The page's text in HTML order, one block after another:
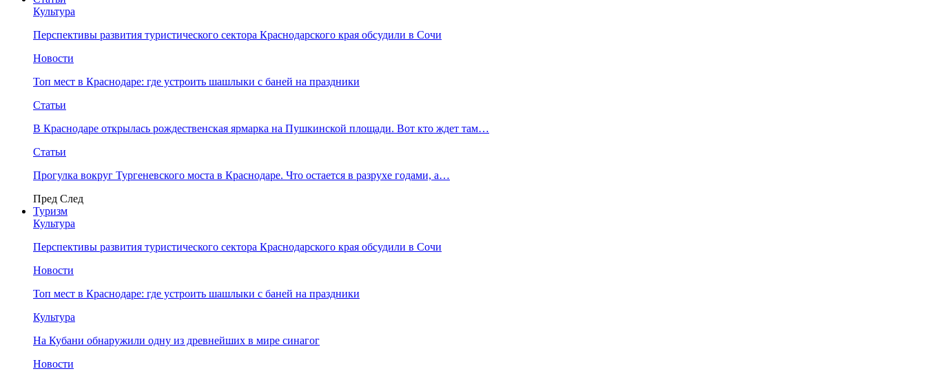
Культура
Перспективы развития туристического сектора Краснодарского края обсудили в Сочи
Новости
Топ мест в Краснодаре: где устроить шашлыки с баней на праздники
Статьи
В Краснодаре открылась рождественская ярмарка на Пушкинской площади. Вот кто ждет там…
Статьи
Прогулка вокруг Тургеневского моста в Краснодаре. Что остается в разрухе годами, а…
Пред След
Туризм
Культура
Перспективы развития туристического сектора Краснодарского края обсудили в Сочи
Новости
Топ мест в Краснодаре: где устроить шашлыки с баней на праздники
Культура
На Кубани обнаружили одну из древнейших в мире синагог
Новости